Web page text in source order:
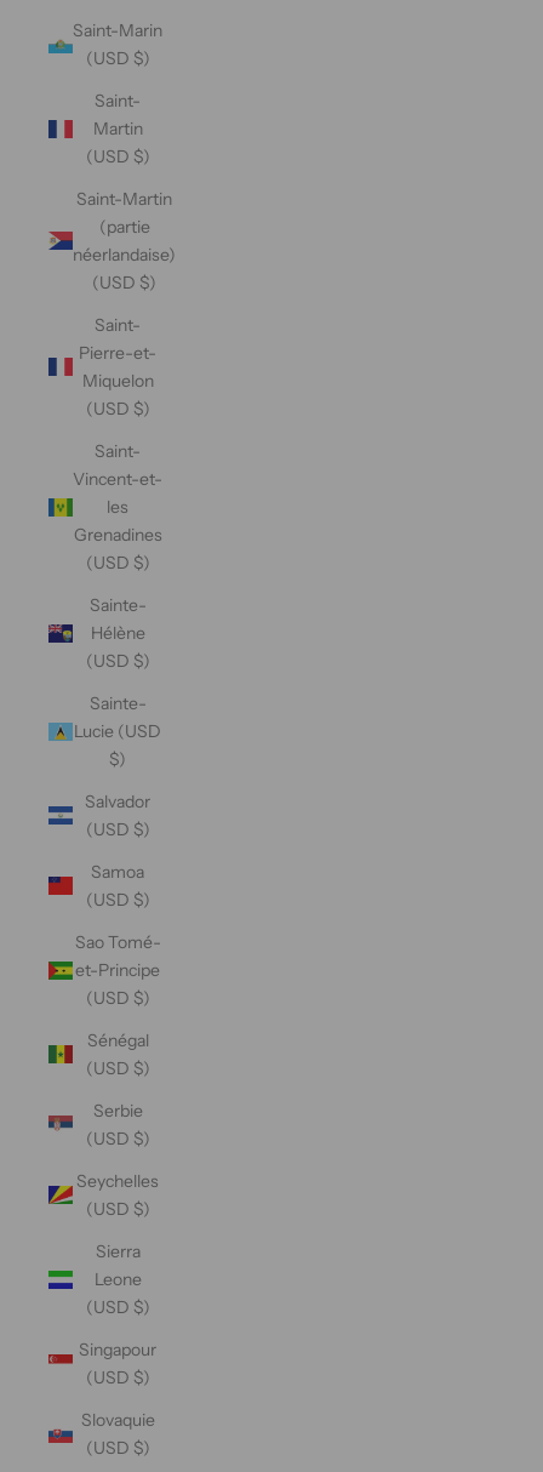
Saint-Marin
(USD $)
Saint-
Martin
(USD $)
Saint-Martin
(partie
néerlandaise)
(USD $)
Saint-
Pierre-et-
Miquelon
(USD $)
Saint-
Vincent-et-
les
Grenadines
(USD $)
Sainte-
Hélène
(USD $)
Sainte-
Lucie (USD
$)
Salvador
(USD $)
Samoa
(USD $)
Sao Tomé-
et-Principe
(USD $)
Sénégal
(USD $)
Serbie
(USD $)
Seychelles
(USD $)
Sierra
Leone
(USD $)
Singapour
(USD $)
Slovaquie
(USD $)